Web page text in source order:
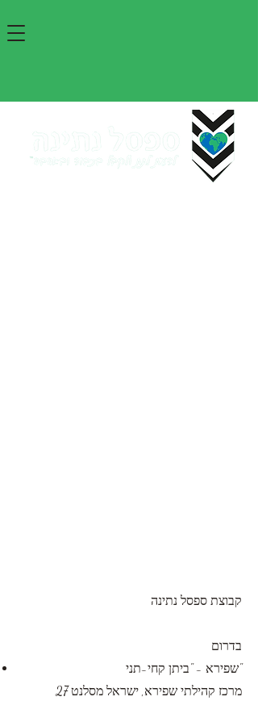
קבוצת ספסל נתינה
בדרום
שפירא - "ביתן קחי-תני"
מרכז קהילתי שפירא, ישראל מסלנט 27